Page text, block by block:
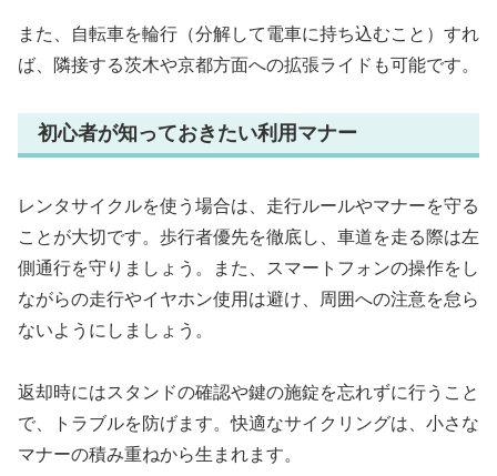
また、自転車を輪行（分解して電車に持ち込むこと）すれ
ば、隣接する茨木や京都方面への拡張ライドも可能です。
初心者が知っておきたい利用マナー
レンタサイクルを使う場合は、走行ルールやマナーを守る
ことが大切です。歩行者優先を徹底し、車道を走る際は左
側通行を守りましょう。また、スマートフォンの操作をし
ながらの走行やイヤホン使用は避け、周囲への注意を怠ら
ないようにしましょう。
返却時にはスタンドの確認や鍵の施錠を忘れずに行うこと
で、トラブルを防げます。快適なサイクリングは、小さな
マナーの積み重ねから生まれます。